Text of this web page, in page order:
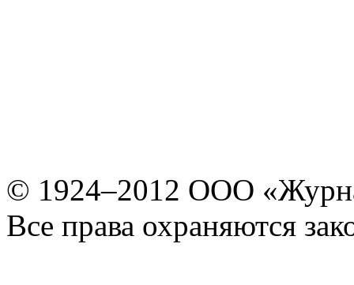
© 1924–2012 ООО
Все права охраняются